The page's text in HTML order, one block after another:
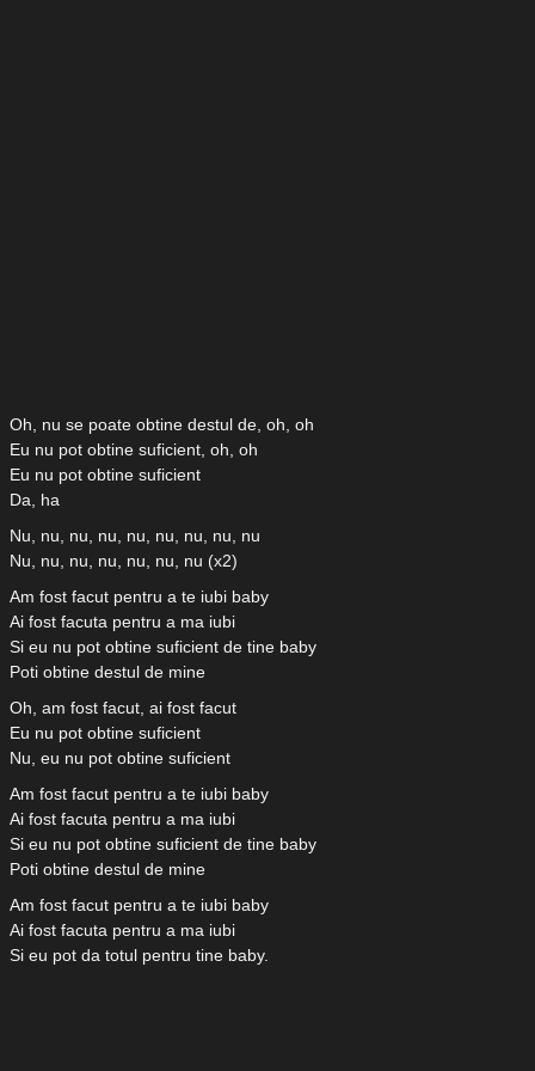
Oh, nu se poate obtine destul de, oh, oh
Eu nu pot obtine suficient, oh, oh
Eu nu pot obtine suficient
Da, ha
Nu, nu, nu, nu, nu, nu, nu, nu, nu
Nu, nu, nu, nu, nu, nu, nu (x2)
Am fost facut pentru a te iubi baby
Ai fost facuta pentru a ma iubi
Si eu nu pot obtine suficient de tine baby
Poti obtine destul de mine
Oh, am fost facut, ai fost facut
Eu nu pot obtine suficient
Nu, eu nu pot obtine suficient
Am fost facut pentru a te iubi baby
Ai fost facuta pentru a ma iubi
Si eu nu pot obtine suficient de tine baby
Poti obtine destul de mine
Am fost facut pentru a te iubi baby
Ai fost facuta pentru a ma iubi
Si eu pot da totul pentru tine baby.